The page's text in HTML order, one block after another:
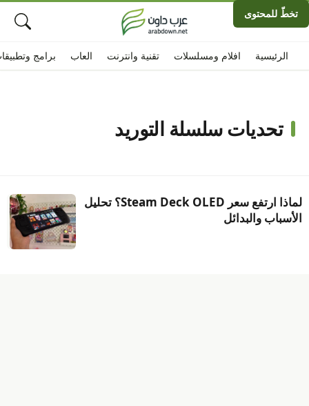
تخطّ للمحتوى
الرئيسية افلام ومسلسلات تقنية وانترنت العاب برامج
تحديات سلسلة التوريد
لماذا ارتفع سعر Steam Deck OLED؟ تحليل
الأسباب والبدائل